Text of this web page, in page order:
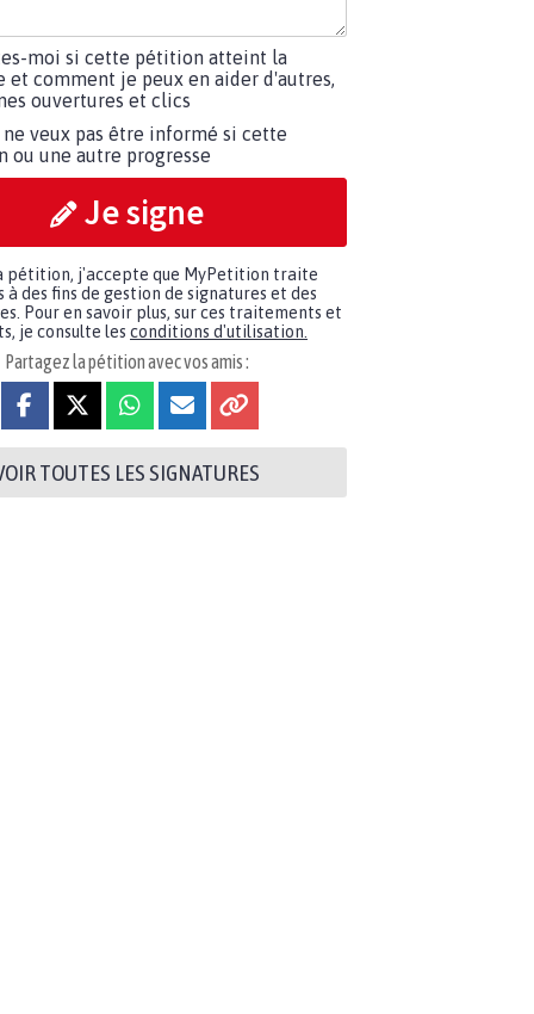
moi si cette pétition atteint la
et comment je peux en aider d'autres,
ouvertures et clics
ne veux pas être informé si cette
ou une autre progresse
Je signe
pétition, j'accepte que MyPetition traite
à des fins de gestion de signatures et des
Pour en savoir plus, sur ces traitements et
je consulte les conditions d'utilisation.
Partagez la pétition avec vos amis :
TOUTES LES SIGNATURES